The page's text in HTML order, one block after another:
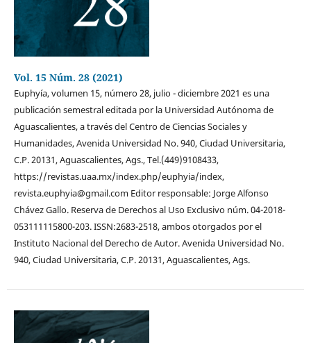
Vol. 15 Núm. 28 (2021)
Euphyía, volumen 15, número 28, julio - diciembre 2021 es una
publicación semestral editada por la Universidad Autónoma de
Aguascalientes, a través del Centro de Ciencias Sociales y
Humanidades, Avenida Universidad No. 940, Ciudad Universitaria,
C.P. 20131, Aguascalientes, Ags., Tel.(449)9108433,
https://revistas.uaa.mx/index.php/euphyia/index,
revista.euphyia@gmail.com Editor responsable: Jorge Alfonso
Chávez Gallo. Reserva de Derechos al Uso Exclusivo núm. 04-2018-
053111115800-203. ISSN:2683-2518, ambos otorgados por el
Instituto Nacional del Derecho de Autor. Avenida Universidad No.
940, Ciudad Universitaria, C.P. 20131, Aguascalientes, Ags.